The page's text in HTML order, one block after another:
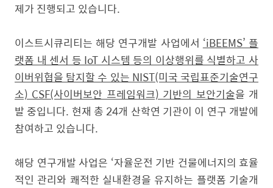
제가 진행되고 있습니다.
이스트시큐리티는 해당 연구개발 사업에서 ‘iBEEMS’ 플
랫폼 내 센서 등 IoT 시스템 등의 이상행위를 식별하고 사
이버위협을 탐지할 수 있는 NIST(미국 국립표준기술연구
소) CSF(사이버보안 프레임워크) 기반의 보안기술을 개
발 중입니다. 현재 총 24개 산학연 기관이 이 연구 개발에
참여하고 있습니다.
해당 연구개발 사업은 ‘자율운전 기반 건물에너지의 효율
적인 관리와 쾌적한 실내환경을 유지하는 플랫폼 기술개